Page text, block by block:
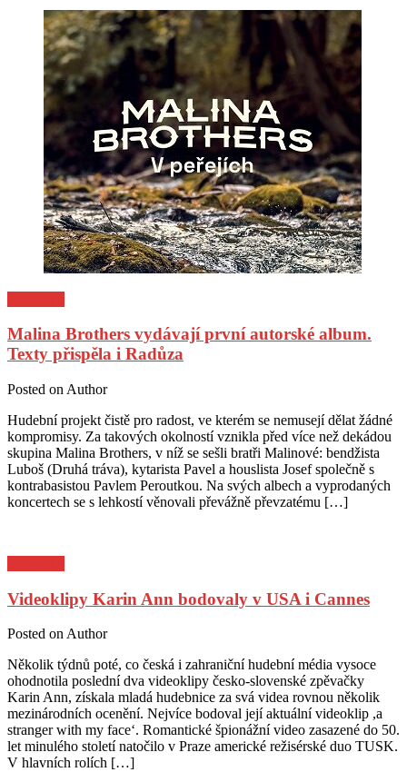
Malina Brothers vydávají první autorské album.
Texty přispěla i Radůza
Posted on Author
Hudební projekt čistě pro radost, ve kterém se nemusejí dělat žádné
kompromisy. Za takových okolností vznikla před více než dekádou
skupina Malina Brothers, v níž se sešli bratři Malinové: bendžista
Luboš (Druhá tráva), kytarista Pavel a houslista Josef společně s
kontrabasistou Pavlem Peroutkou. Na svých albech a vyprodaných
koncertech se s lehkostí věnovali převážně převzatému […]
Videoklipy Karin Ann bodovaly v USA i Cannes
Posted onAuthor
Několik týdnů poté, co česká i zahraniční hudební média vysoce
ohodnotila poslední dva videoklipy česko-slovenské zpěvačky
Karin Ann, získala mladá hudebnice za svá videa rovnou několik
mezinárodních ocenění. Nejvíce bodoval její aktuální videoklip ,a
stranger with my face‘. Romantické špionážní video zasazené do 50.
let minulého století natočilo v Praze americké režisérské duo TUSK.
V hlavních rolích […]